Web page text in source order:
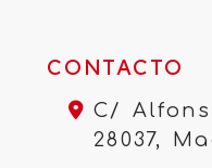
CONTACTO
C/
28037,